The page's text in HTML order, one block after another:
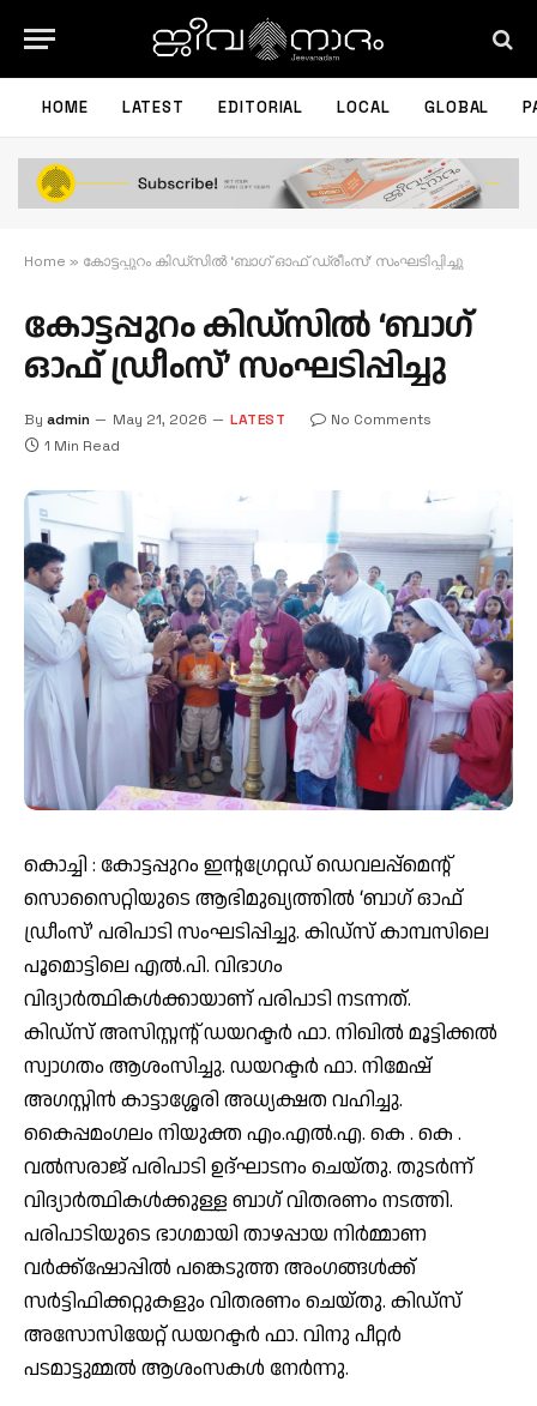
HOME LATEST EDITORIAL LOCAL GLOBAL
Home » കോട്ടപ്പുറം കിഡ്‌സിൽ ‘ബാഗ് ഓഫ് ഡ്രീംസ്’ സംഘടിപ്പിച്ചു
കോട്ടപ്പുറം കിഡ്‌സിൽ ‘ബാഗ്
ഓഫ് ഡ്രീംസ്’ സംഘടിപ്പിച്ചു
By admin May 21, 2026 LATEST
No Comments
1 Min Read
കൊച്ചി : കോട്ടപ്പുറം ഇന്റഗ്രേറ്റഡ് ഡെവലപ്പ്മെന്റ്
സൊസൈറ്റിയുടെ ആഭിമുഖ്യത്തിൽ ‘ബാഗ് ഓഫ്
ഡ്രീംസ്’ പരിപാടി സംഘടിപ്പിച്ചു. കിഡ്‌സ് കാമ്പസിലെ
പൂമൊട്ടിലെ എൽ.പി. വിഭാഗം
വിദ്യാർത്ഥികൾക്കായാണ് പരിപാടി നടന്നത്.
കിഡ്‌സ് അസിസ്റ്റന്റ് ഡയറക്ടർ ഫാ. നിഖിൽ മൂട്ടിക്കൽ
സ്വാഗതം ആശംസിച്ചു. ഡയറക്ടർ ഫാ. നിമേഷ്
അഗസ്റ്റിൻ കാട്ടാശ്ശേരി അധ്യക്ഷത വഹിച്ചു.
കൈപ്പമംഗലം നിയുക്ത എം.എൽ.എ. കെ . കെ .
വൽസരാജ് പരിപാടി ഉദ്ഘാടനം ചെയ്തു. തുടർന്ന്
വിദ്യാർത്ഥികൾക്കുള്ള ബാഗ് വിതരണം നടത്തി.
പരിപാടിയുടെ ഭാഗമായി താഴപ്പായ നിർമ്മാണ
വർക്ക്‌ഷോപ്പിൽ പങ്കെടുത്ത അംഗങ്ങൾക്ക്
സർട്ടിഫിക്കറ്റുകളും വിതരണം ചെയ്തു. കിഡ്‌സ്
അസോസിയേറ്റ് ഡയറക്ടർ ഫാ. വിനു പീറ്റർ
പടമാട്ടുമ്മൽ ആശംസകൾ നേർന്നു.